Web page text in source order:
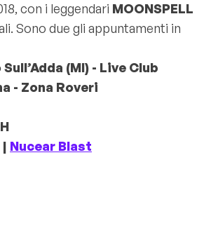
con i leggendari MOONSPELL
Sono due gli appuntamenti in
(MI) - Live Club
- Zona Roveri
| Nucear Blast